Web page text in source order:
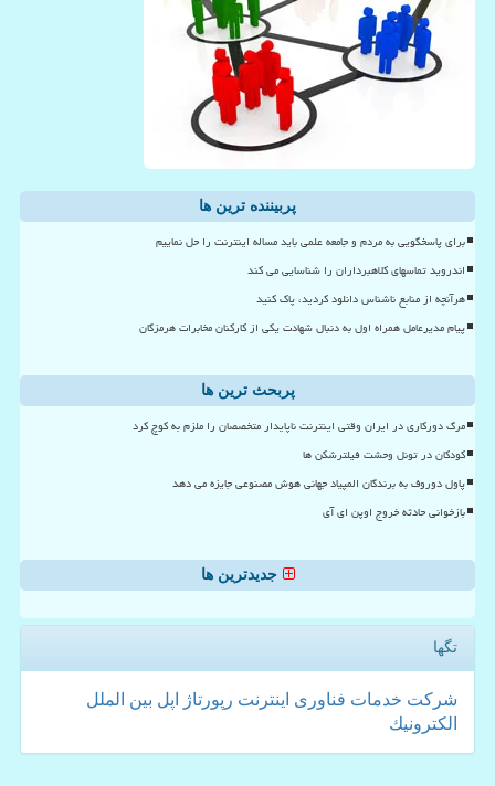
پربیننده ترین ها
برای پاسخگویی به مردم و جامعه علمی باید مساله اینترنت را حل نماییم
اندروید تماسهای کلاهبرداران را شناسایی می کند
هرآنچه از منابع ناشناس دانلود کردید، پاک کنید
پیام مدیرعامل همراه اول به دنبال شهادت یکی از کارکنان مخابرات هرمزگان
پربحث ترین ها
مرگ دورکاری در ایران وقتی اینترنت ناپایدار متخصصان را ملزم به کوچ کرد
کودکان در تونل وحشت فیلترشکن ها
پاول دوروف به برندگان المپیاد جهانی هوش مصنوعی جایزه می دهد
بازخوانی حادثه خروج اوپن ای آی
جدیدترین ها
تگها
شركت خدمات فناوری اینترنت رپورتاژ اپل بین الملل
الكترونیك